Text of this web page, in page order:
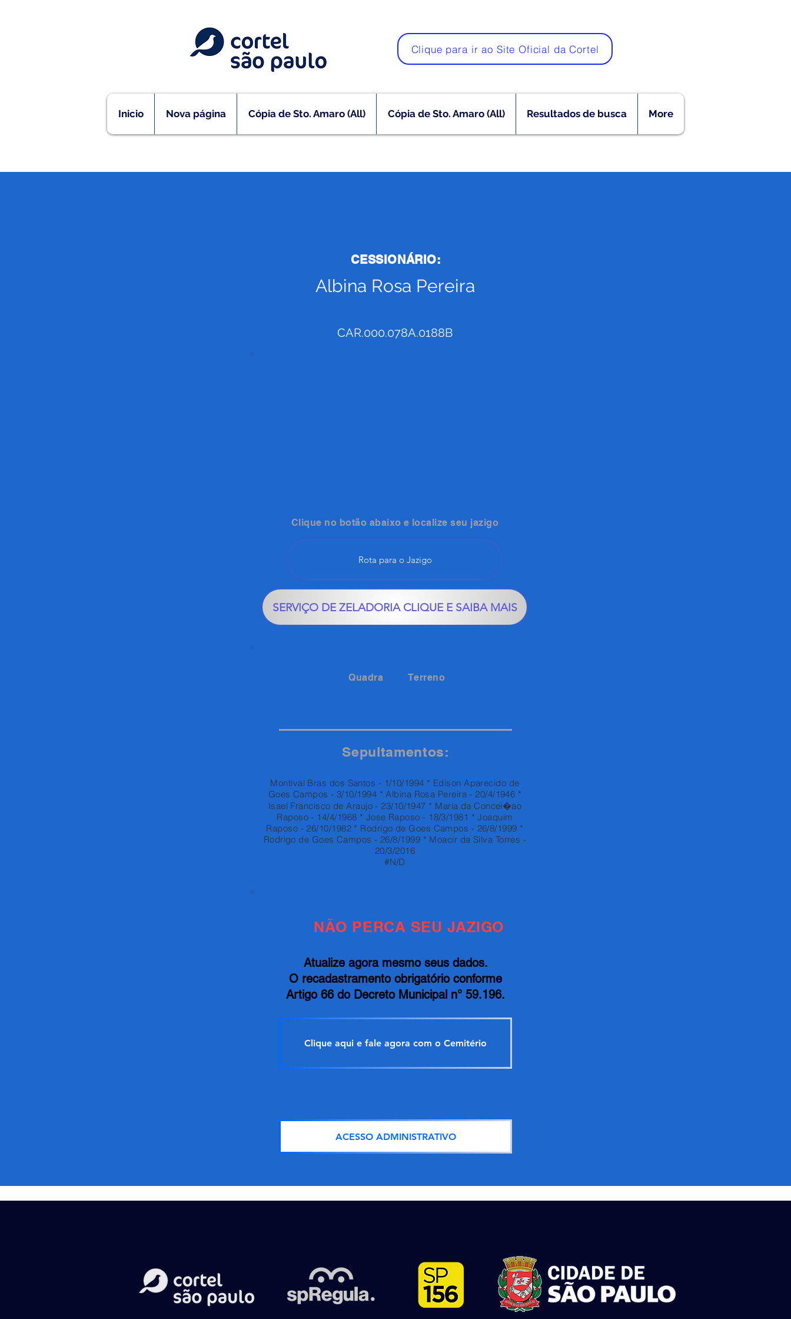
Clique para ir ao Site Oficial da Cortel
Inicio Nova página Cópia de Sto. Amaro (All) Cópia de Sto. Amaro (All) Resultados de busca More
CESSIONÁRIO:
Albina Rosa Pereira
CAR.000.078A.0188B
Clique no botão abaixo e localize seu jazigo
Rota para o Jazigo
SERVIÇO DE ZELADORIA CLIQUE E SAIBA MAIS
Quadra Terreno
Sepultamentos:
Montival Bras dos Santos - 1/10/1994 * Edison Aparecido de
Goes Campos - 3/10/1994 * Albina Rosa Pereira - 20/4/1946 *
Isael Francisco de Araujo - 23/10/1947 * Maria da Concei�ao
Raposo - 14/4/1968 * Jose Raposo - 18/3/1981 * Joaquim
Raposo - 26/10/1982 * Rodrigo de Goes Campos - 26/8/1999 *
Rodrigo de Goes Campos - 26/8/1999 * Moacir da Silva Torres -
20/3/2016
#N/D
NÃO PERCA SEU JAZIGO
Atualize agora mesmo seus dados.
O recadastramento obrigatório conforme
Artigo 66 do Decreto Municipal n° 59.196.
Clique aqui e fale agora com o Cemitério
ACESSO ADMINISTRATIVO